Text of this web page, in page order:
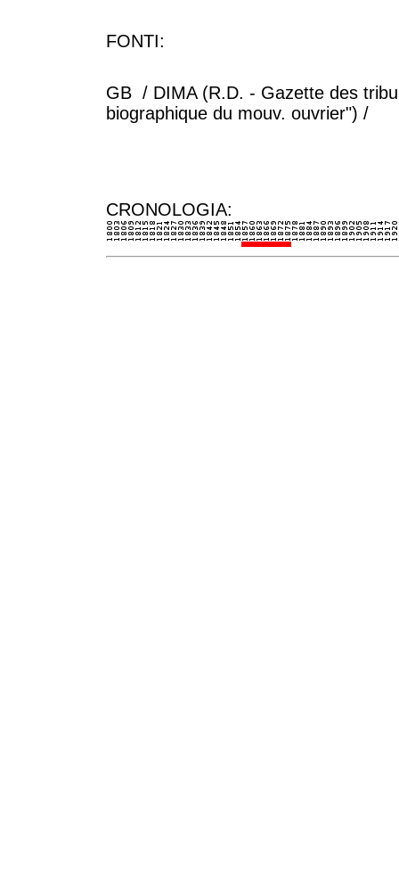
FONTI:
GB / DIMA (R.D. - Gazette des
biographique du mouv. ouvrier") /
CRONOLOGIA: